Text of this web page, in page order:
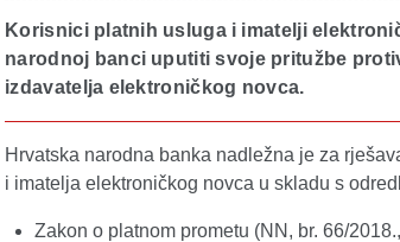
Korisnici platnih usluga i imatelji
narodnoj banci uputiti svoje pritužbe
izdavatelja elektroničkog novca.
Hrvatska narodna banka nadležna je za
i imatelja elektroničkog novca u skladu s
Zakon o platnom prometu (NN, br. 66/